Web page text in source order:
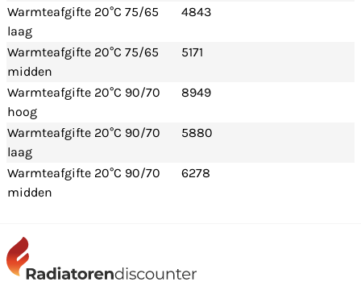
Warmteafgifte 20°C 75/65
laag
4843
Warmteafgifte 20°C 75/65
midden
5171
Warmteafgifte 20°C 90/70
hoog
8949
Warmteafgifte 20°C 90/70
laag
5880
Warmteafgifte 20°C 90/70
midden
6278